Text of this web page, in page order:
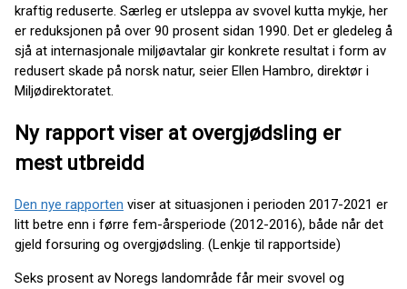
kraftig reduserte. Særleg er utsleppa av svovel kutta mykje, her
er reduksjonen på over 90 prosent sidan 1990. Det er gledeleg å
sjå at internasjonale miljøavtalar gir konkrete resultat i form av
redusert skade på norsk natur, seier Ellen Hambro, direktør i
Miljødirektoratet.
Ny rapport viser at overgjødsling er
mest utbreidd
Den nye rapporten viser at situasjonen i perioden 2017-2021 er
litt betre enn i førre fem-årsperiode (2012-2016), både når det
gjeld forsuring og overgjødsling. (Lenkje til rapportside)
Seks prosent av Noregs landområde får meir svovel og